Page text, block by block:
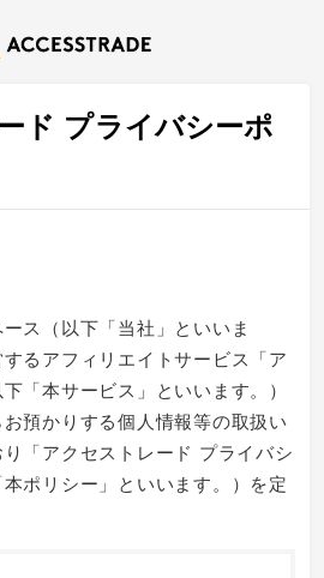
ド プライバシーポ
ス（以下「当社」といいま
るアフィリエイトサービス「ア
「本サービス」といいます。）
預かりする個人情報等の取扱い
「アクセストレード プライバシ
ポリシー」といいます。）を定